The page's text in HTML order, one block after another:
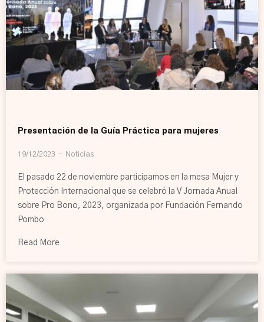
Presentación de la Guía Práctica para mujeres
19/12/2023 Noticias
El pasado 22 de noviembre participamos en la mesa Mujer y
Protección Internacional que se celebró la V Jornada Anual
sobre Pro Bono, 2023, organizada por Fundación Fernando
Pombo
Read More